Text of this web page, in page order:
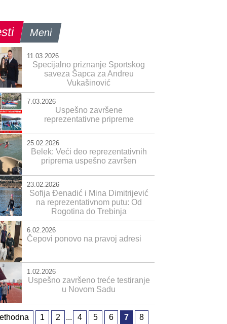
Meni
11.03.2026
Specijalno priznanje Sportskog
saveza Šapca za Andreu
Vukašinović
7.03.2026
Uspešno završene
reprezentativne pripreme
25.02.2026
Belek: Veći deo reprezentativnih
priprema uspešno završen
23.02.2026
Sofija Đenadić i Mina Dimitrijević
na reprezentativnom putu: Od
Rogotina do Trebinja
6.02.2026
Čepovi ponovo na pravoj adresi
1.02.2026
Uspešno završeno treće testiranje
u Novom Sadu
1 2 ... 4 5 6 7
8